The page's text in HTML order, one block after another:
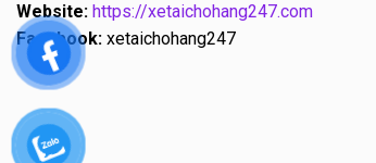
Website: https://xetaichohang247.com
Facebook: xetaichohang247